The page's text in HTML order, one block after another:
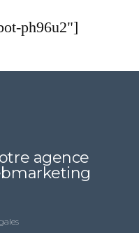
ph96u2"]
agence